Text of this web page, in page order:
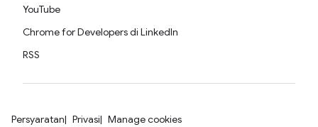
YouTube
Chrome for Developers di LinkedIn
RSS
Persyaratan Privasi Manage cookies